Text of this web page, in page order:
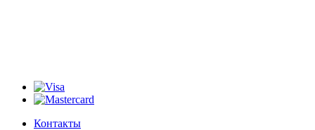
Контакты